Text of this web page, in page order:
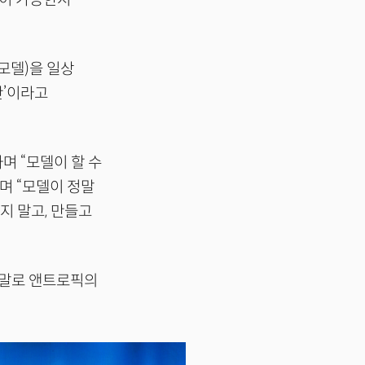
델)을 일상
이라고
“모델이 할 수
“모델이 정말
말고, 만들고
로 앤트로픽의